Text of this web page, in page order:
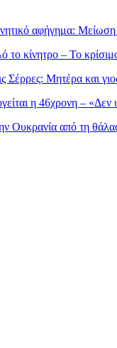
αφήγημα:
κίνητρο – Το
Σέρρες: Μητέρα και
η 46χρονη – «Δεν
Ουκρανία από τη